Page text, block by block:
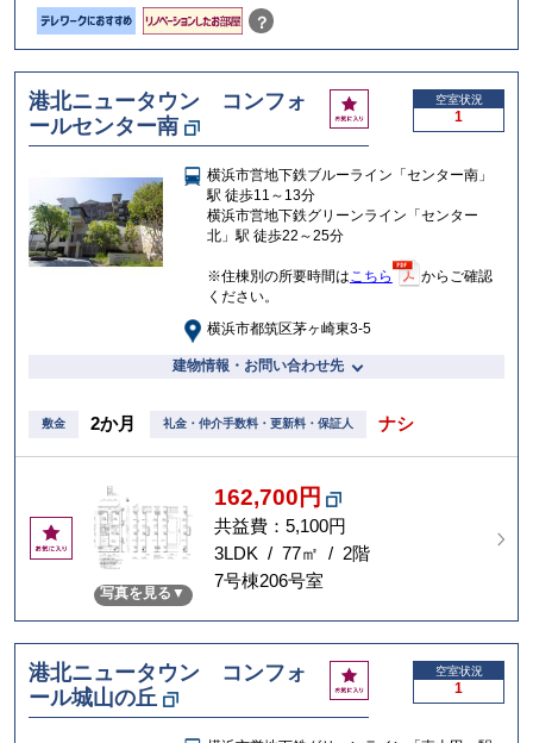
？
港北ニュータウン コンフォ
ールセンター南
お
気
に
入
空室状況
1
横浜市営地下鉄ブルーライン「センター南」
駅 徒歩11～13分
横浜市営地下鉄グリーンライン「センター
北」駅 徒歩22～25分
※住棟別の所要時間はこちら
からご確認
ください。
横浜市都筑区茅ヶ崎東3-5
建物情報・お問い合わせ先
敷金 2か月 礼金・仲介手数料・更新料・保証人 ナシ
お
気
り
写真を見る
162,700円
共益費：5,100円
3LDK / 77㎡ / 2階
7号棟206号室
港北ニュータウン コンフォ
ール城山の丘
お
気
に
空室状況
1